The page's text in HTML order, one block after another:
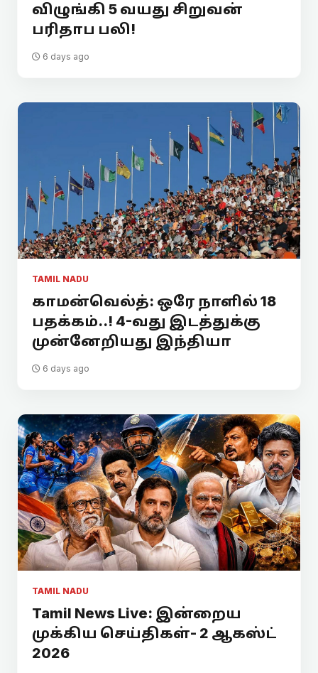
விழுங்கி 5 வயது சிறுவன்
பரிதாப பலி!
6 days ago
TAMIL NADU
காமன்வெல்த்: ஒரே நாளில் 18
பதக்கம்..! 4-வது இடத்துக்கு
முன்னேறியது இந்தியா
6 days ago
TAMIL NADU
Tamil News Live: இன்றைய
முக்கிய செய்திகள்- 2 ஆகஸ்ட்
2026